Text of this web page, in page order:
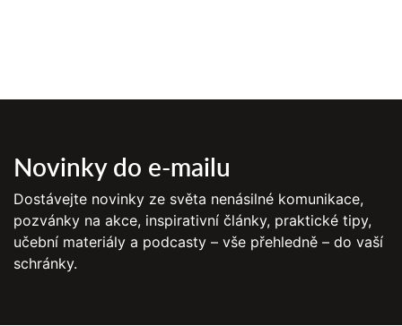
Novinky do e-mailu
Dostávejte novinky ze světa nenásilné komunikace,
pozvánky na akce, inspirativní články, praktické tipy,
učební materiály a podcasty – vše přehledně – do vaší
schránky.